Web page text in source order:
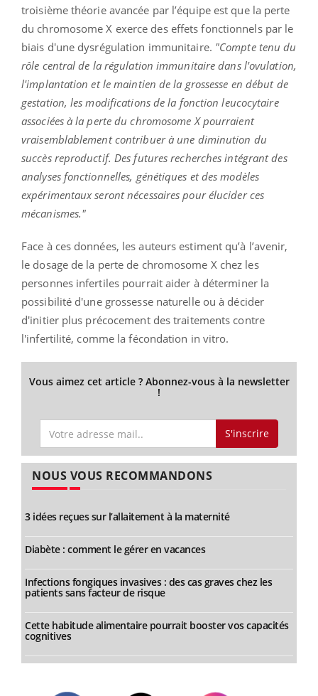
troisième théorie avancée par l’équipe est que la perte
du chromosome X exerce des effets fonctionnels par le
biais d'une dysrégulation immunitaire. "Compte tenu du
rôle central de la régulation immunitaire dans l'ovulation,
l'implantation et le maintien de la grossesse en début de
gestation, les modifications de la fonction leucocytaire
associées à la perte du chromosome X pourraient
vraisemblablement contribuer à une diminution du
succès reproductif. Des futures recherches intégrant des
analyses fonctionnelles, génétiques et des modèles
expérimentaux seront nécessaires pour élucider ces
mécanismes."
Face à ces données, les auteurs estiment qu’à l’avenir,
le dosage de la perte de chromosome X chez les
personnes infertiles pourrait aider à déterminer la
possibilité d'une grossesse naturelle ou à décider
d'initier plus précocement des traitements contre
l'infertilité, comme la fécondation in vitro.
Vous aimez cet article ? Abonnez-vous à la newsletter
!
S'inscrire
NOUS VOUS RECOMMANDONS
3 idées reçues sur l’allaitement à la maternité
Diabète : comment le gérer en vacances
Infections fongiques invasives : des cas graves chez les
patients sans facteur de risque
Cette habitude alimentaire pourrait booster vos capacités
cognitives